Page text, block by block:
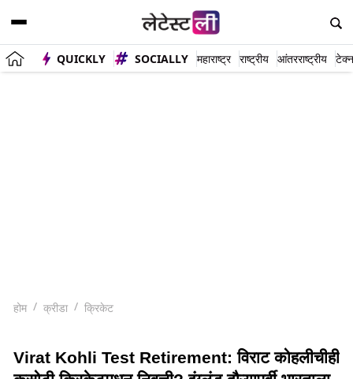
QUICKLY SOCIALLY महाराष्ट्र राष्ट्रीय आंतरराष्ट्रीय
होम क्रीडा क्रिकेट
Virat Kohli Test Retirement: विराट कोहलीचीही